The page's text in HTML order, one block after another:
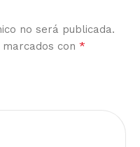
no será publicada.
con *